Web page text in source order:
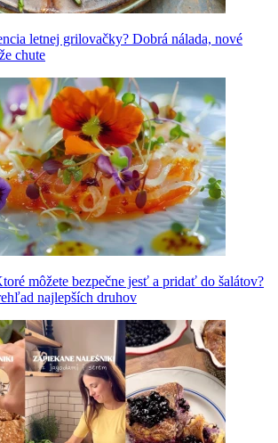
letnej grilovačky? Dobrá nálada, nové
chute
môžete bezpečne jesť a pridať do šalátov?
najlepších druhov